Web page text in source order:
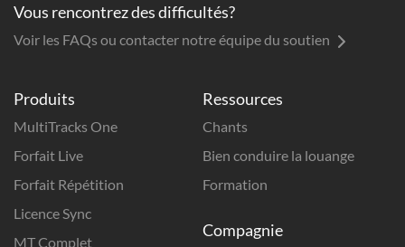
Produits
MultiTracks One
Forfait Live
Forfait Répétition
Licence Sync
MT Complet
Ressources
Chants
Bien conduire la louange
Formation
Compagnie
Vous rencontrez des difficultés?
Voir les FAQs ou contacter notre équipe du soutien